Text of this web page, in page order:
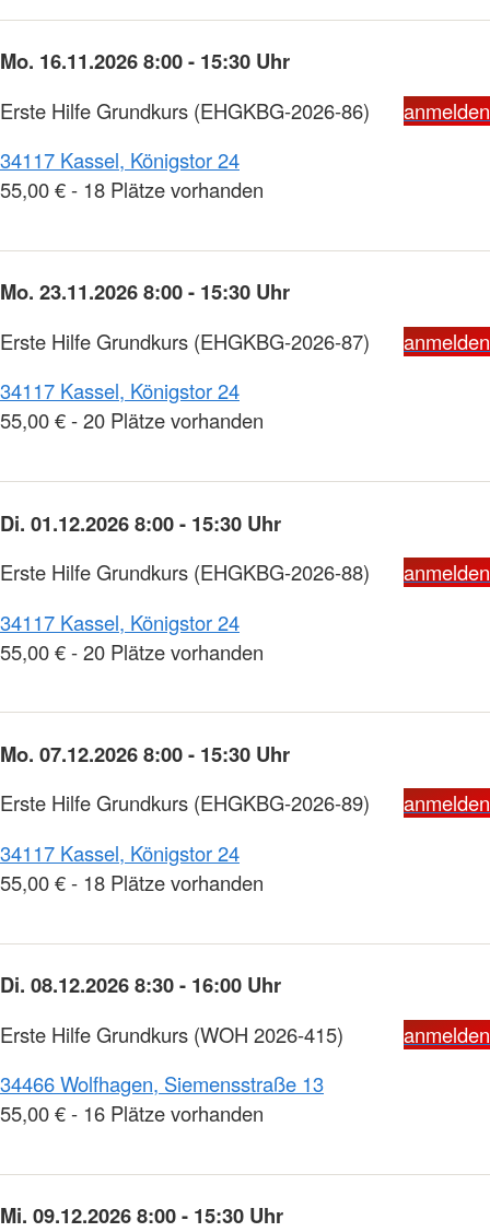
Mo. 16.11.2026 8:00 - 15:30 Uhr
Erste Hilfe Grundkurs (EHGKBG-2026-86)
anmelden
34117 Kassel, Königstor 24
55,00 € - 18 Plätze vorhanden
Mo. 23.11.2026 8:00 - 15:30 Uhr
Erste Hilfe Grundkurs (EHGKBG-2026-87)
anmelden
34117 Kassel, Königstor 24
55,00 € - 20 Plätze vorhanden
Di. 01.12.2026 8:00 - 15:30 Uhr
Erste Hilfe Grundkurs (EHGKBG-2026-88)
anmelden
34117 Kassel, Königstor 24
55,00 € - 20 Plätze vorhanden
Mo. 07.12.2026 8:00 - 15:30 Uhr
Erste Hilfe Grundkurs (EHGKBG-2026-89)
anmelden
34117 Kassel, Königstor 24
55,00 € - 18 Plätze vorhanden
Di. 08.12.2026 8:30 - 16:00 Uhr
Erste Hilfe Grundkurs (WOH 2026-415)
anmelden
34466 Wolfhagen, Siemensstraße 13
55,00 € - 16 Plätze vorhanden
Mi. 09.12.2026 8:00 - 15:30 Uhr